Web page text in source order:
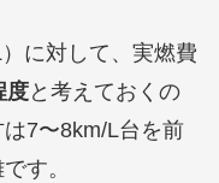
に対して、実燃費
度と考えておくの
7〜8km/L台を前
す。